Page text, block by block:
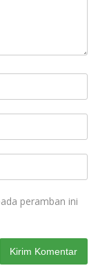
peramban ini